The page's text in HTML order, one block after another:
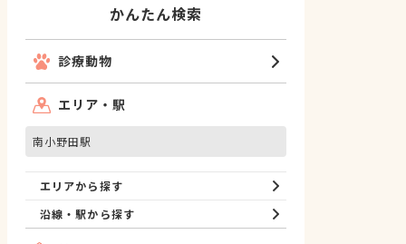
かんたん検索
診療動物
エリア・駅
南小野田駅
エリアから探す
沿線・駅から探す